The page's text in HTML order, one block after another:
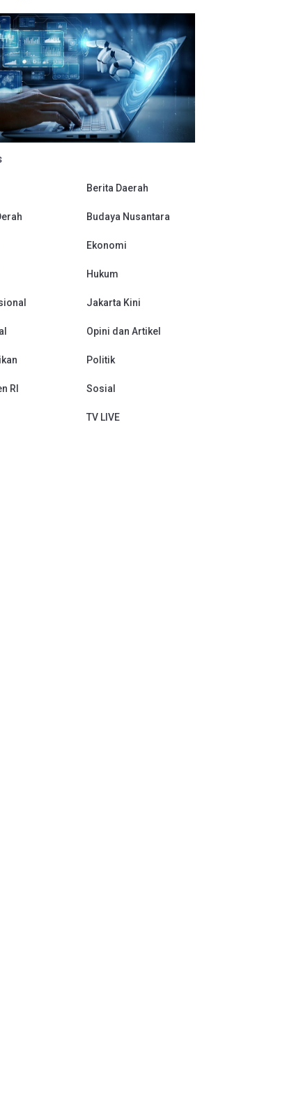
Berita Daerah
Budaya Nusantara
Ekonomi
Hukum
Jakarta Kini
Opini dan Artikel
Politik
RI Sosial
TV LIVE